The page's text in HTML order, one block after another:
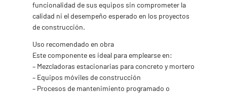
funcionalidad de sus equipos sin comprometer la
calidad ni el desempeño esperado en los proyectos
de construcción.
Uso recomendado en obra
Este componente es ideal para emplearse en:
– Mezcladoras estacionarias para concreto y mortero
– Equipos móviles de construcción
– Procesos de mantenimiento programado o